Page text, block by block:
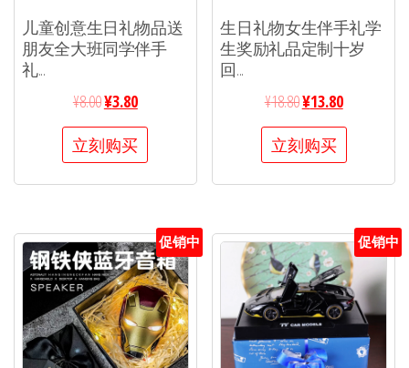
儿童创意生日礼物品送
朋友全大班同学伴手
礼...
¥8.00¥3.80
立刻购买
生日礼物女生伴手礼学
生奖励礼品定制十岁
回...
¥18.80¥13.80
立刻购买
促销中 促销中